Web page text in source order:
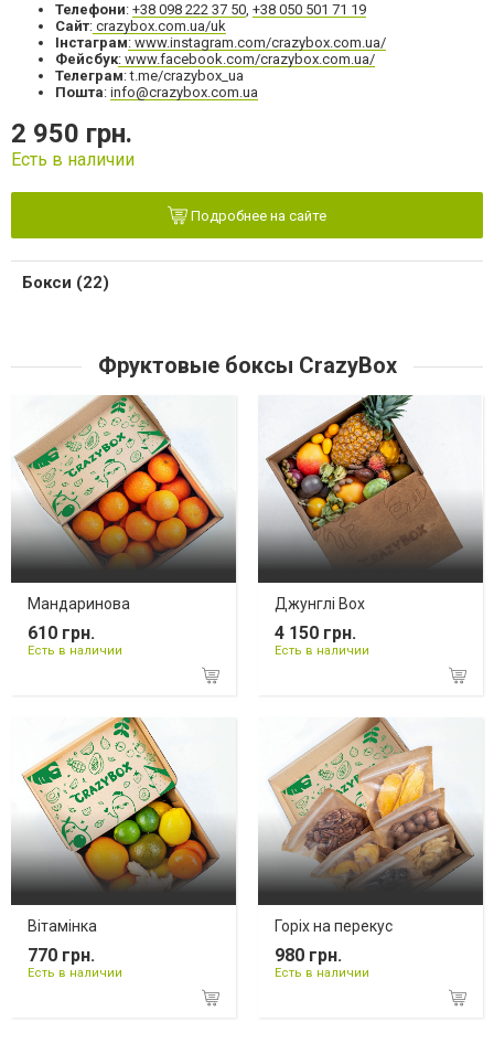
Телефони: +38 098 222 37 50, +38 050 501 71 19
Сайт: crazybox.com.ua/uk
Інстаграм: www.instagram.com/crazybox.com.ua/
Фейсбук: www.facebook.com/crazybox.com.ua/
Телеграм: t.me/crazybox_ua
Пошта: info@crazybox.com.ua
2 950 грн.
Есть в наличии
Подробнее на сайте
Бокси (22)
Фруктовые боксы CrazyBox
Мандаринова
610 грн.
Есть в наличии
Джунглі Box
4 150 грн.
Есть в наличии
Вітамінка
770 грн.
Есть в наличии
Горіх на перекус
980 грн.
Есть в наличии